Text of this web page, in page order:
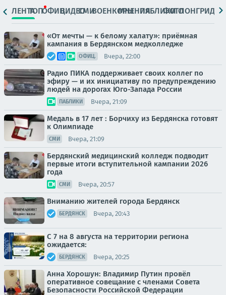
ЛЕНТАТОПОФИЦ.ВИДЕОСМИВОЕНКОРЫМНЕНИЯПАБЛИКИ
ФОТОЛОНГРИДЫ
«От мечты — к белому халату»: приёмная
кампания в Бердянском медколледже
ОФИЦ. Вчера, 22:00
Радио ПИКА поддерживает своих коллег по
эфиру — и их инициативу по предупреждению
людей на дорогах Юго-Запада России
ПАБЛИКИ Вчера, 21:09
Медаль в 17 лет : Борчиху из Бердянска готовят
к Олимпиаде
СМИ Вчера, 21:09
Бердянский медицинский колледж подводит
первые итоги вступительной кампании 2026
года
СМИ Вчера, 20:57
Вниманию жителей города Бердянск
БЕРДЯНСК Вчера, 20:43
С 7 на 8 августа на территории региона
ожидается:
БЕРДЯНСК Вчера, 20:25
Анна Хорошун: Владимир Путин провёл
оперативное совещание с членами Совета
Безопасности Российской Федерации